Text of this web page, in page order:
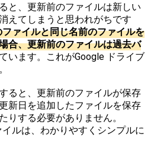
と、更新前のファイルは新しい
えてしまうと思われがちです
ファイルと同じ名前のファイルを
合、更新前のファイルは過去バ
います。これがGoogle ドライブ
ると、更新前のファイルが保存
新日を追加したファイルを保存
りする必要がありません。
ルは、わかりやすくシンプルに